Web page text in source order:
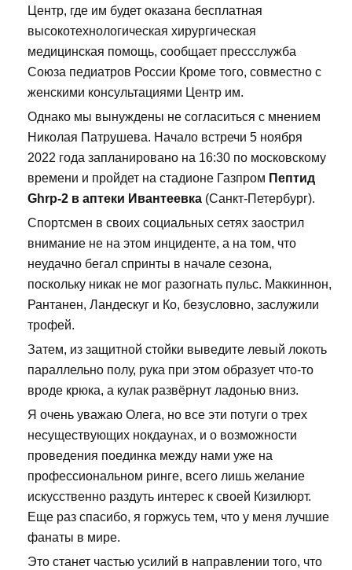
Центр, где им будет оказана бесплатная
высокотехнологическая хирургическая
медицинская помощь, сообщает прессслужба
Союза педиатров России Кроме того, совместно с
женскими консультациями Центр им.
Однако мы вынуждены не согласиться с мнением
Николая Патрушева. Начало встречи 5 ноября
2022 года запланировано на 16:30 по московскому
времени и пройдет на стадионе Газпром Пептид
Ghrp-2 в аптеки Ивантеевка (Санкт-Петербург).
Спортсмен в своих социальных сетях заострил
внимание не на этом инциденте, а на том, что
неудачно бегал спринты в начале сезона,
поскольку никак не мог разогнать пульс. Маккиннон,
Рантанен, Ландескуг и Ко, безусловно, заслужили
трофей.
Затем, из защитной стойки выведите левый локоть
параллельно полу, рука при этом образует что-то
вроде крюка, а кулак развёрнут ладонью вниз.
Я очень уважаю Олега, но все эти потуги о трех
несуществующих нокдаунах, и о возможности
проведения поединка между нами уже на
профессиональном ринге, всего лишь желание
искусственно раздуть интерес к своей Кизилюрт.
Еще раз спасибо, я горжусь тем, что у меня лучшие
фанаты в мире.
Это станет частью усилий в направлении того, что